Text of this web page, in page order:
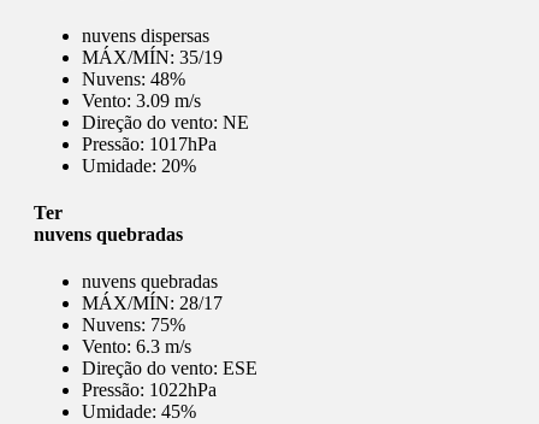
nuvens dispersas
MÁX/MÍN: 35/19
Nuvens: 48%
Vento: 3.09 m/s
Direção do vento: NE
Pressão: 1017hPa
Umidade: 20%
Ter
nuvens quebradas
nuvens quebradas
MÁX/MÍN: 28/17
Nuvens: 75%
Vento: 6.3 m/s
Direção do vento: ESE
Pressão: 1022hPa
Umidade: 45%